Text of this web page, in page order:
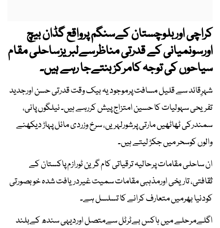
کراچی اوربلوچستان کےسنگم پرواقع گڈان بیچ
اورسونمیانی کے قدرتی مناظرسےلبریزساحلی مقام
سیاحوں کی توجہ کامرکز بنتےجا رہے ہیں۔
شہرِقائد سے قلیل مسافت پرموجود یہ بیک وقت قدرتی حسن اورجدید
تفریحی سہولیات کا حسین امتزاج پیش کررہے ہیں۔ نیلگوں پانی،
سمندرکی ٹھاٹھیں مارتی پرشورلہریں، سرخ وزردی مائل پہاڑ دیکھنے
والوں کوسحر میں جکڑ لیتے ہیں۔
ان ساحلی مقامات پرحالیہ ترقیاتی کام گرین ٹورازم پاکستان کے
ثقافتی، تاریخی اورمذہبی مقامات سمیت غیردریافت شدہ خوبصورتی
کودنیا بھرمیں متعارف کرانے کا تسلسل ہے۔
اگلےمرحلے میں ہاکس بےٹرٹل سےمتصل اوردیہی سندھ کےبلند